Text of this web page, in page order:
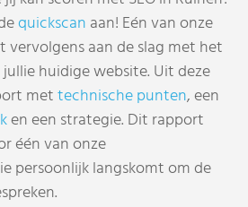
quickscan aan! Eén van onze
vervolgens aan de slag met het
huidige website. Uit deze
mettechnische punten, een
en een strategie. Dit rapport
één van onze
persoonlijk langskomt om de